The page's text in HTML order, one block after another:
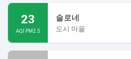
23
AQI PM2.5
솔로네
도시 마을